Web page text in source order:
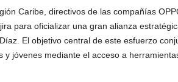
Caribe, directivos de las compañías
para oficializar una gran alianza
El objetivo central de este esfuerzo
jóvenes mediante el acceso a